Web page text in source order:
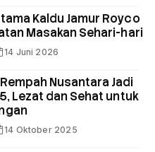
Kaldu Jamur Royco
Masakan Sehari-hari
14 Juni 2026
Nusantara Jadi
Lezat dan Sehat untuk
14 Oktober 2025